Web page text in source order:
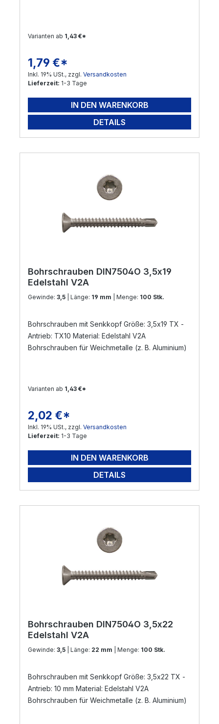
Varianten ab 1,43 €*
Regulärer Preis:
1,79 €*
Inkl. 19% USt., zzgl. Versandkosten
Lieferzeit: 1-3 Tage
IN DEN WARENKORB
DETAILS
Bohrschrauben DIN7504O 3,5x19
Edelstahl V2A
Gewinde: 3,5 | Länge: 19 mm | Menge: 100 Stk.
Bohrschrauben mit Senkkopf Größe: 3,5x19 TX -
Antrieb: TX10 Material: Edelstahl V2A
Bohrschrauben für Weichmetalle (z. B. Aluminium)
Varianten ab 1,43 €*
Regulärer Preis:
2,02 €*
Inkl. 19% USt., zzgl. Versandkosten
Lieferzeit: 1-3 Tage
IN DEN WARENKORB
DETAILS
Bohrschrauben DIN7504O 3,5x22
Edelstahl V2A
Gewinde: 3,5 | Länge: 22 mm | Menge: 100 Stk.
Bohrschrauben mit Senkkopf Größe: 3,5x22 TX -
Antrieb: 10 mm Material: Edelstahl V2A
Bohrschrauben für Weichmetalle (z. B. Aluminium)